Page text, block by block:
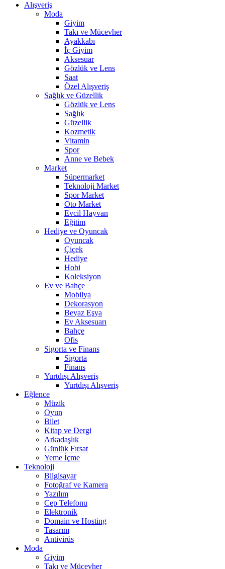
Alışveriş
Moda
Giyim
Takı ve Mücevher
Ayakkabı
İç Giyim
Aksesuar
Gözlük ve Lens
Saat
Özel Alışveriş
Sağlık ve Güzellik
Gözlük ve Lens
Sağlık
Güzellik
Kozmetik
Vitamin
Spor
Anne ve Bebek
Market
Süpermarket
Teknoloji Market
Spor Market
Oto Market
Evcil Hayvan
Eğitim
Hediye ve Oyuncak
Oyuncak
Çiçek
Hediye
Hobi
Koleksiyon
Ev ve Bahçe
Mobilya
Dekorasyon
Beyaz Eşya
Ev Aksesuarı
Bahçe
Ofis
Sigorta ve Finans
Sigorta
Finans
Yurtdışı Alışveriş
Yurtdışı Alışveriş
Eğlence
Müzik
Oyun
Bilet
Kitap ve Dergi
Arkadaşlık
Günlük Fırsat
Yeme İçme
Teknoloji
Bilgisayar
Fotoğraf ve Kamera
Yazılım
Cep Telefonu
Elektronik
Domain ve Hosting
Tasarım
Antivirüs
Moda
Giyim
Takı ve Mücevher